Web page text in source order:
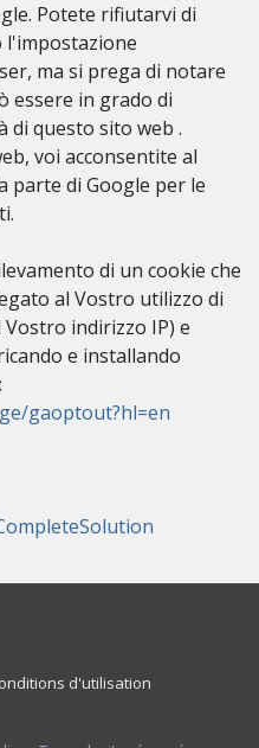
Potete rifiutarvi di
l'impostazione
ma si prega di notare
essere in grado di
questo sito web .
voi acconsentite al
parte di Google per le
di un cookie che
al Vostro utilizzo di
indirizzo IP) e
e installando
gaoptout?hl=en
d'utilisation